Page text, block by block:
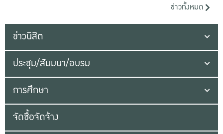
ข่าวทั้งหมด
ข่าวนิสิต
ประชุม/สัมมนา/อบรม
การศึกษา
จัดซื้อจัดจ้าง